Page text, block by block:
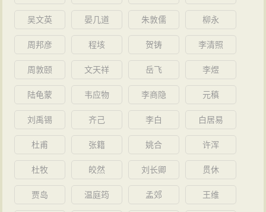
吴文英 晏几道 朱敦儒 柳永
周邦彦 程垓 贺铸 李清照
周敦颐 文天祥 岳飞 李煜
陆龟蒙 韦应物 李商隐 元稹
刘禹锡 齐己 李白 白居易
杜甫 张籍 姚合 许浑
杜牧 皎然 刘长卿 贯休
贾岛 温庭筠 孟郊 王维